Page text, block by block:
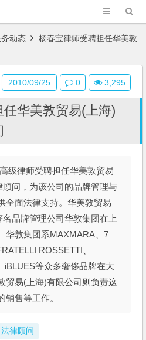
动态 杨春宝律师受聘担任华美敦
华美敦贸易(上海)
级律师受聘担任华美敦贸易
问，为该公司的品牌管理与
全面法律支持。华美敦贸易
品牌管理公司华敦集团在上
华敦集团系MAXMARA、7
ROSSETTI、
iBLUES等众多奢侈品牌在大
贸易(上海)有限公司则负责这
销售等工作。
法律顾问
2010/09/25 0 3,295